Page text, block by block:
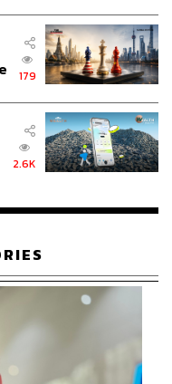
ทอดทิ้ง) เนื่องจากเป็น
ถึงอย่างไร อารมณ์พวก
ว เราก็สามารถให้
นะครับ เพราะในบาง
จะย้อนกลับมา
คิด Toxic’ (Toxic
ง ‘เป็นเพื่อน’ กับ
นคือต้องทำให้
179
2.6K